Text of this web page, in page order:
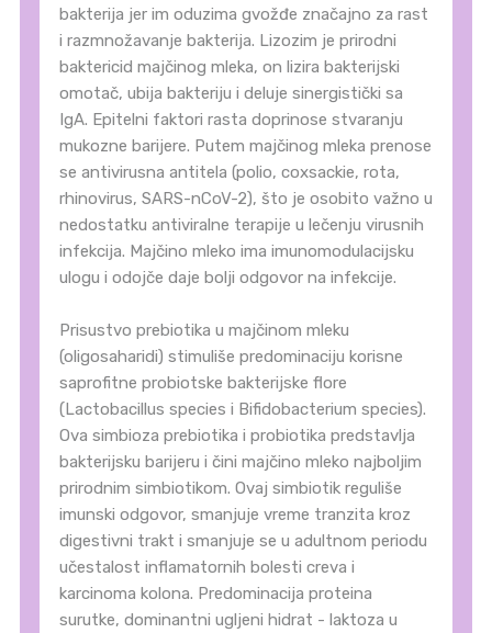
bakterija jer im oduzima gvožđe značajno za rast
i razmnožavanje bakterija. Lizozim je prirodni
baktericid majčinog mleka, on lizira bakterijski
omotač, ubija bakteriju i deluje sinergistički sa
IgA. Epitelni faktori rasta doprinose stvaranju
mukozne barijere. Putem majčinog mleka prenose
se antivirusna antitela (polio, coxsackie, rota,
rhinovirus, SARS-nCoV-2), što je osobito važno u
nedostatku antiviralne terapije u lečenju virusnih
infekcija. Majčino mleko ima imunomodulacijsku
ulogu i odojče daje bolji odgovor na infekcije.
Prisustvo prebiotika u majčinom mleku
(oligosaharidi) stimuliše predominaciju korisne
saprofitne probiotske bakterijske flore
(Lactobacillus species i Bifidobacterium species).
Ova simbioza prebiotika i probiotika predstavlja
bakterijsku barijeru i čini majčino mleko najboljim
prirodnim simbiotikom. Ovaj simbiotik reguliše
imunski odgovor, smanjuje vreme tranzita kroz
digestivni trakt i smanjuje se u adultnom periodu
učestalost inflamatornih bolesti creva i
karcinoma kolona. Predominacija proteina
surutke, dominantni ugljeni hidrat - laktoza u